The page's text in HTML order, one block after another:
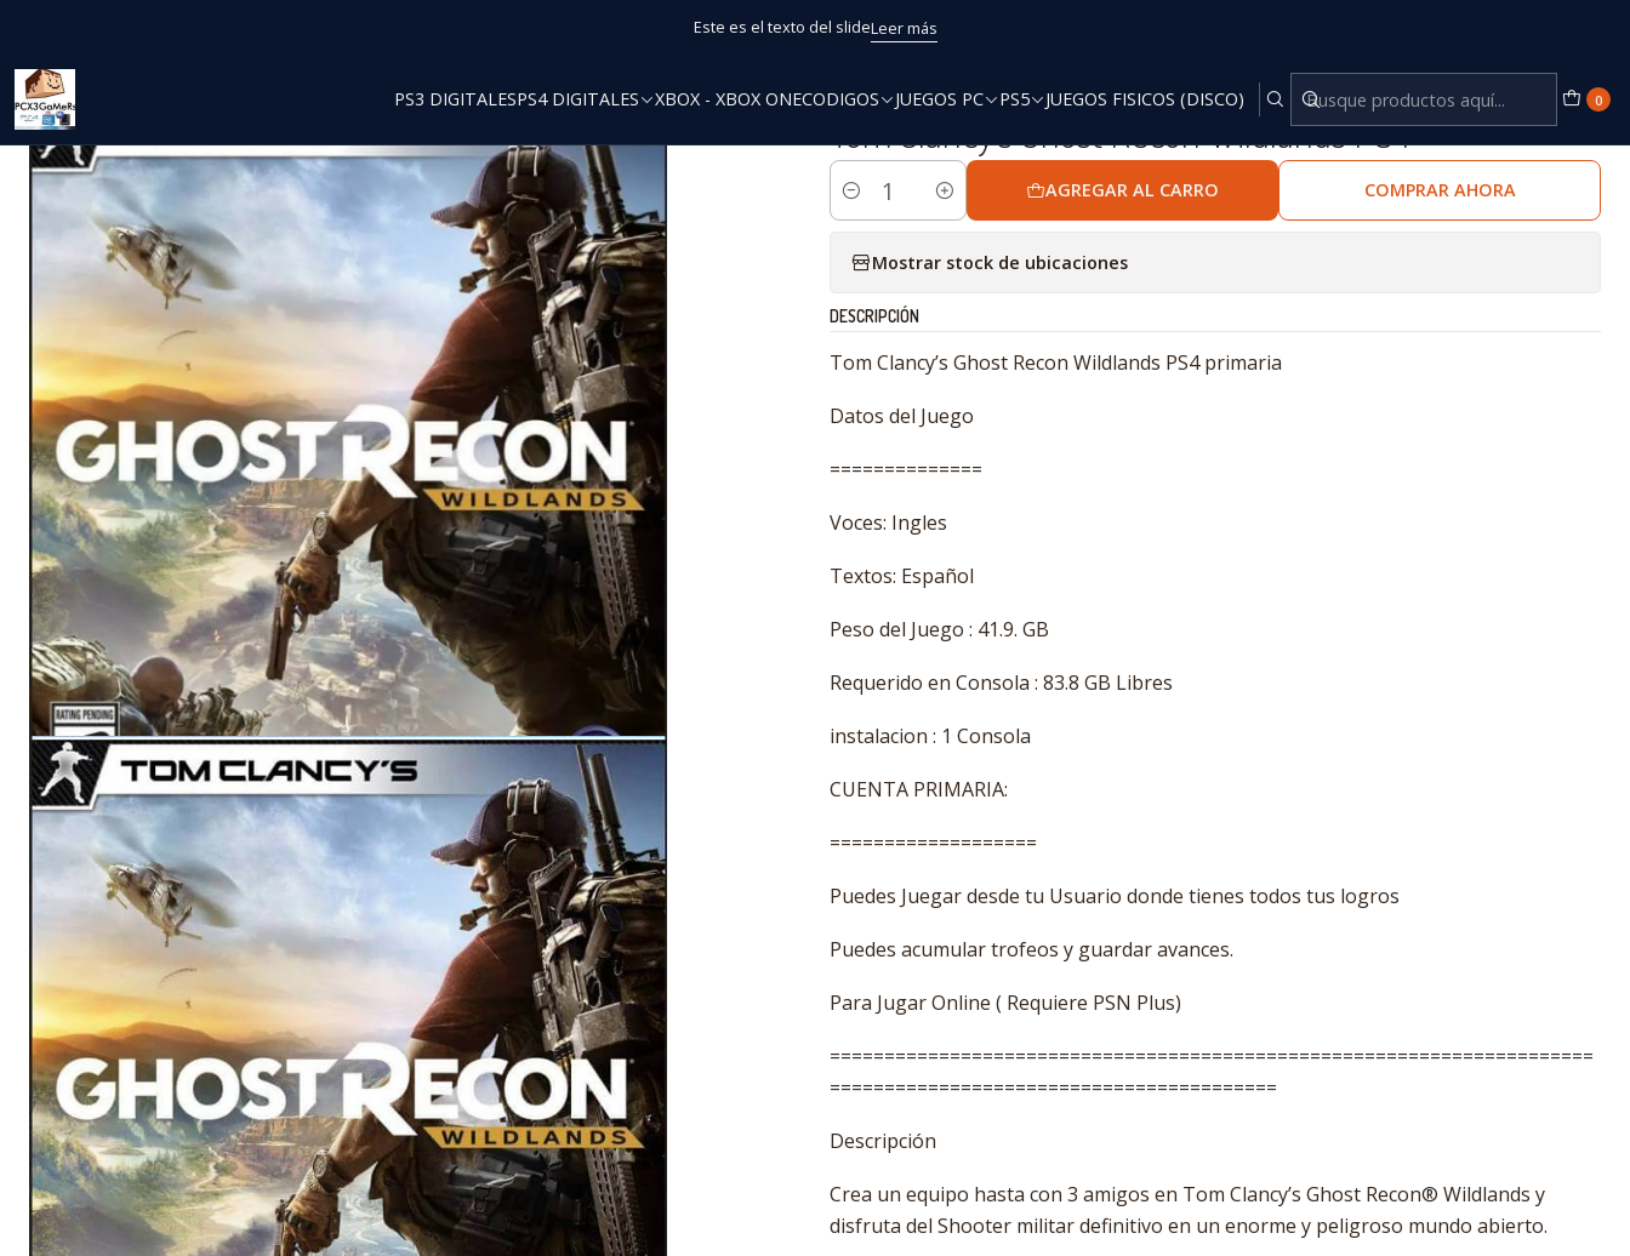
PS3 DIGITALESPS4 DIGITALES XBOX - XBOX ONECODIGOS JUEGOS PC PS5 JUEGOS FISICOS (DISCO) 0
Este es el texto del slideLeer más
Ofertas Tom Clancy's Ghost Recon Wildlands PS4
|
Tom Clancy's Ghost Recon Wildlands PS4
Cantidad
AGREGAR AL CARRO COMPRAR AHORA
Mostrar stock de ubicaciones
DESCRIPCIÓN
Tom Clancy’s Ghost Recon Wildlands PS4 primaria
Datos del Juego
==============
Voces: Ingles
Textos: Español
Peso del Juego : 41.9. GB
Requerido en Consola : 83.8 GB Libres
instalacion : 1 Consola
CUENTA PRIMARIA:
===================
Puedes Juegar desde tu Usuario donde tienes todos tus logros
Puedes acumular trofeos y guardar avances.
Para Jugar Online ( Requiere PSN Plus)
======================================================================
=========================================
Descripción
Crea un equipo hasta con 3 amigos en Tom Clancy’s Ghost Recon® Wildlands y
disfruta del Shooter militar definitivo en un enorme y peligroso mundo abierto.